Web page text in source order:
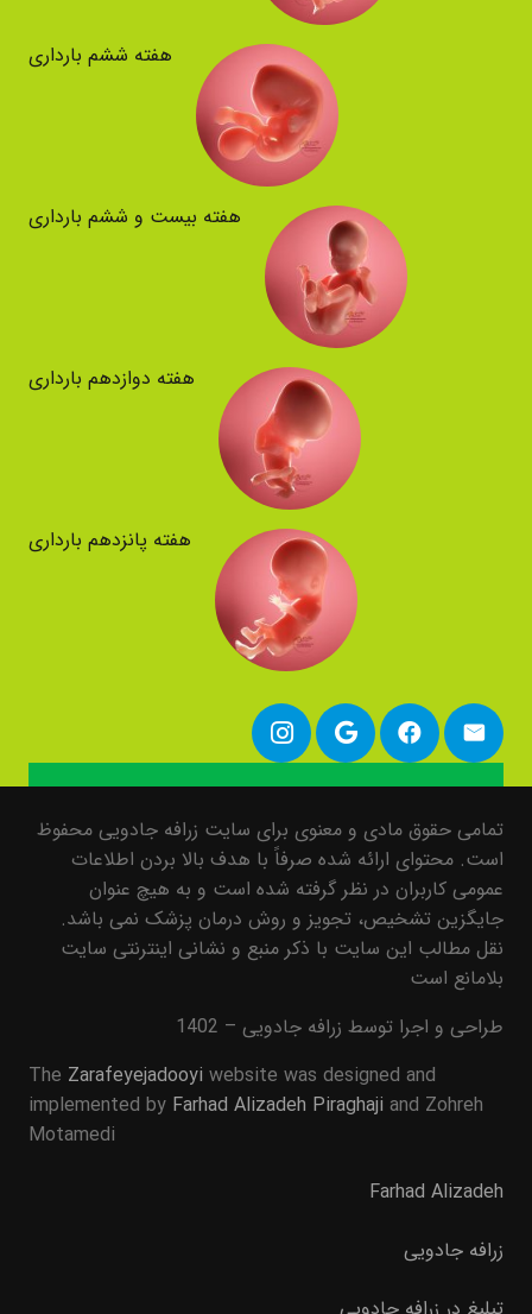
هفته ششم بارداری
هفته بیست و ششم بارداری
هفته دوازدهم بارداری
هفته پانزدهم بارداری
تمامی حقوق مادی و معنوی برای سایت زرافه جادویی محفوظ
است. محتوای ارائه شده صرفاً با هدف بالا بردن اطلاعات
عمومی کاربران در نظر گرفته شده است و به هیچ عنوان
جایگزین تشخیص، تجویز و روش درمان پزشک نمی باشد.
نقل مطالب این سایت با ذکر منبع و نشانی اینترنتی سایت
بلامانع است
طراحی و اجرا توسط زرافه جادویی – 1402
The Zarafeyejadooyi website was designed and
implemented by Farhad Alizadeh Piraghaji and Zohreh
Motamedi
Farhad Alizadeh
زرافه جادویی